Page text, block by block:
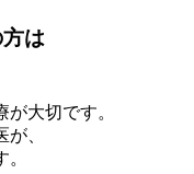
は
大切です。
、